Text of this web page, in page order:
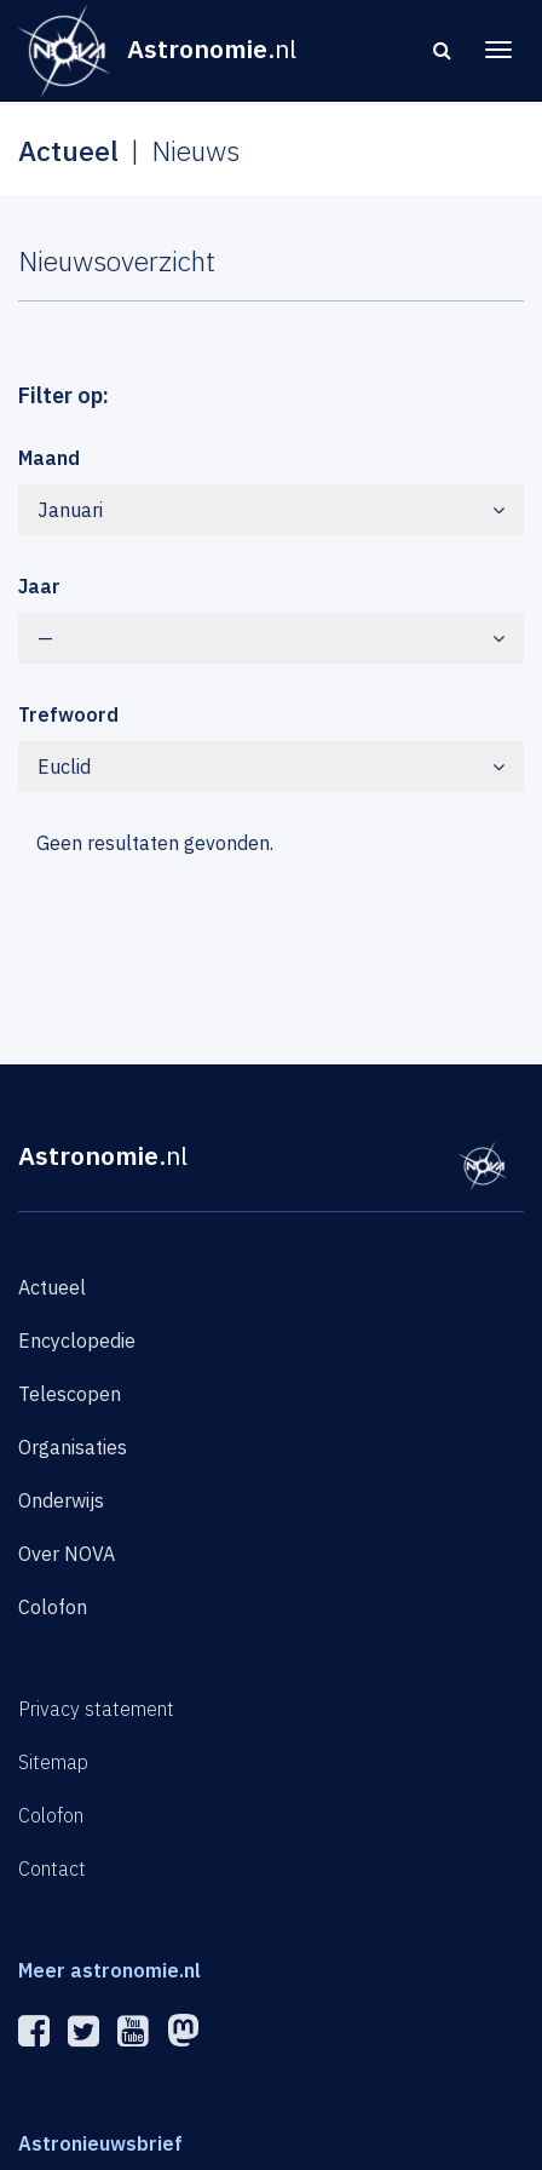
Astronomie.nl
Actueel Nieuws
Nieuwsoverzicht
Filter op:
Maand
Januari
Jaar
—
Trefwoord
Euclid
Geen resultaten gevonden.
Astronomie.nl
Actueel
Encyclopedie
Telescopen
Organisaties
Onderwijs
Over NOVA
Colofon
Privacy statement
Sitemap
Colofon
Contact
Meer astronomie.nl
Astronieuwsbrief